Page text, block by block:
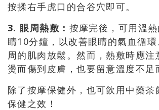
按揉右手虎口的合谷穴即可。
3. 眼周熱敷： 按摩完後，可用溫
睛10分鐘，以改善眼睛的氣血循
周的肌肉放鬆。然而，熱敷時應注
燙而傷到皮膚，也要留意溫度不足
除了按摩保健外，也可飲用中藥茶
保健之效！